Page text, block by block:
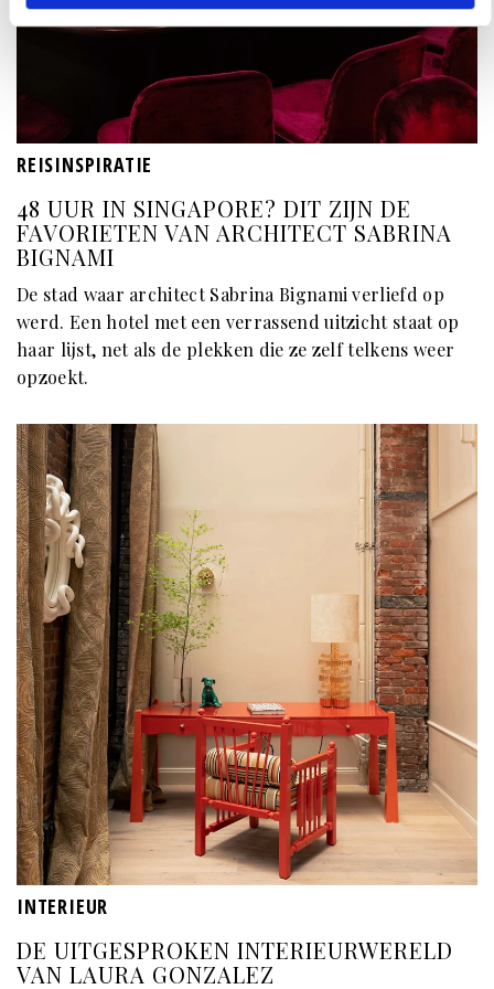
REISINSPIRATIE
48 UUR IN SINGAPORE? DIT ZIJN DE
FAVORIETEN VAN ARCHITECT SABRINA
BIGNAMI
De stad waar architect Sabrina Bignami verliefd op
werd. Een hotel met een verrassend uitzicht staat op
haar lijst, net als de plekken die ze zelf telkens weer
opzoekt.
INTERIEUR
DE UITGESPROKEN INTERIEURWERELD
VAN LAURA GONZALEZ